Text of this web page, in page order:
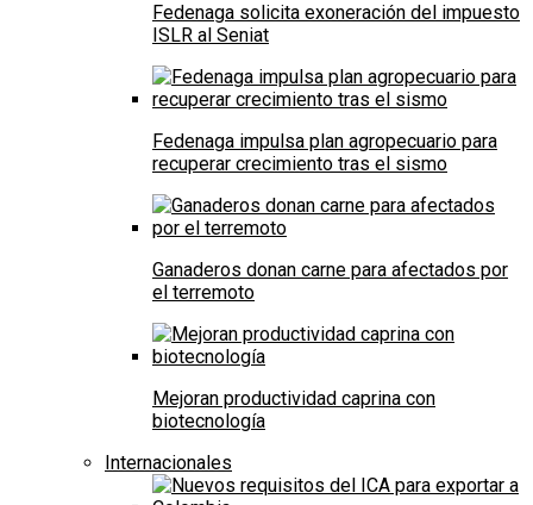
Fedenaga solicita exoneración del impuesto
ISLR al Seniat
Fedenaga impulsa plan agropecuario para
recuperar crecimiento tras el sismo
Ganaderos donan carne para afectados por
el terremoto
Mejoran productividad caprina con
biotecnología
Internacionales